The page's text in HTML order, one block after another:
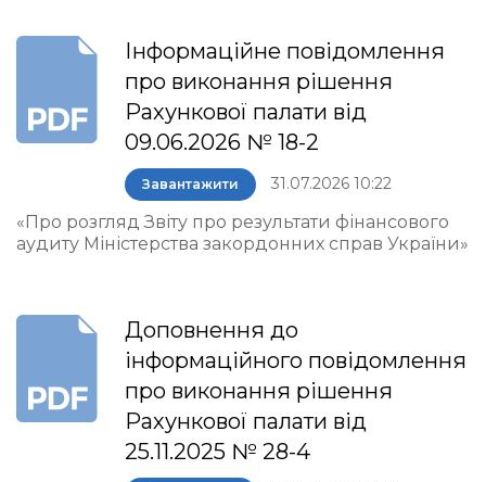
Інформаційне повідомлення
про виконання рішення
Рахункової палати від
09.06.2026 № 18-2
Завантажити 31.07.2026 10:22
«Про розгляд Звіту про результати фінансового
аудиту Міністерства закордонних справ України»
Доповнення до
інформаційного повідомлення
про виконання рішення
Рахункової палати від
25.11.2025 № 28-4